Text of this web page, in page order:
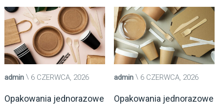
admin 6 CZERWCA, 2026
Opakowania jednorazowe
admin 6 CZERWCA, 2026
Opakowania jednorazowe